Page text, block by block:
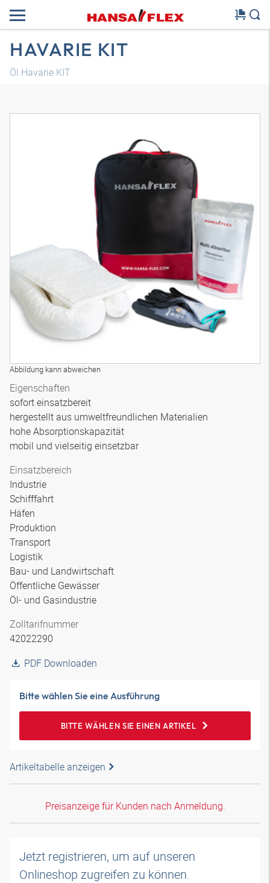
HAVARIE KIT
Öl Havarie KIT
Abbildung kann abweichen
Eigenschaften
sofort einsatzbereit
hergestellt aus umweltfreundlichen Materialien
hohe Absorptionskapazität
mobil und vielseitig einsetzbar
Einsatzbereich
Industrie
Schifffahrt
Häfen
Produktion
Transport
Logistik
Bau- und Landwirtschaft
Öffentliche Gewässer
Öl- und Gasindustrie
Zolltarifnummer
42022290
PDF Downloaden
Bitte wählen Sie eine Ausführung
BITTE WÄHLEN SIE EINEN ARTIKEL
Artikeltabelle anzeigen
Preisanzeige für Kunden nach Anmeldung.
Jetzt registrieren, um auf unseren
Onlineshop zugreifen zu können.